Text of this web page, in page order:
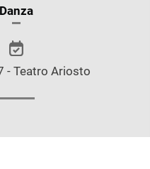
Danza
- Teatro Ariosto